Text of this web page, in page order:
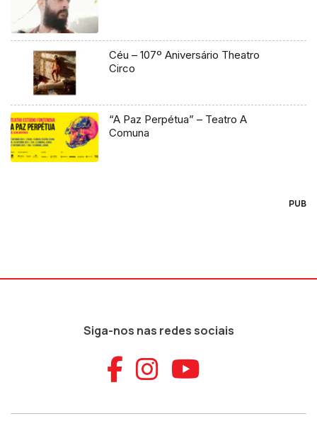
Céu – 107º Aniversário Theatro
Circo
“A Paz Perpétua” – Teatro A
Comuna
PUB
Siga-nos nas redes sociais
Aceder ao
Aceder ao
Aceder